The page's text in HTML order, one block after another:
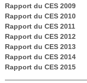
Rapport du CES 2009
Rapport du CES 2010
Rapport du CES 2011
Rapport du CES 2012
Rapport du CES 2013
Rapport du CES 2014
Rapport du CES 2015